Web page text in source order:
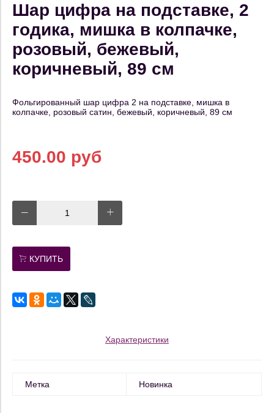
Шар цифра на подставке, 2
годика, мишка в колпачке,
розовый, бежевый,
коричневый, 89 см
Фольгированный шар цифра 2 на подставке, мишка в
колпачке, розовый сатин, бежевый, коричневый, 89 см
450.00 руб
КУПИТЬ
Характеристики
Метка Новинка